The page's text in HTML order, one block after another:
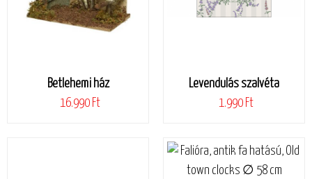
Betlehemi ház
16.990 Ft
Levendulás szalvéta
1.990 Ft